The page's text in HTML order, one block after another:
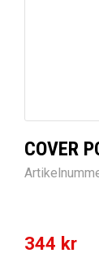
COVER
344 kr